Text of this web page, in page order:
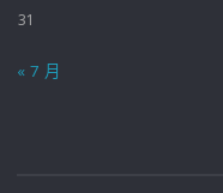
31
« 7 月